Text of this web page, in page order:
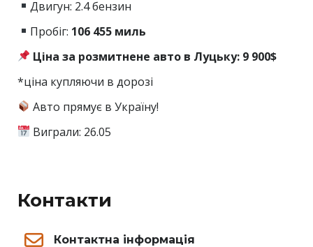
Двигун: 2.4 бензин
Пробіг: 106 455 миль
Ціна за розмитнене авто в Луцьку: 9 900$
*ціна купляючи в дорозі
Авто прямує в Україну!
Виграли: 26.05
Контакти
Контактна інформація